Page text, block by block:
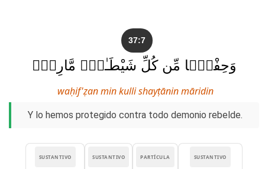
37:7
وَحِفْظًۭا مِّن كُلِّ شَيْطَـٰنٍۢ مَّارِدٍۢ
waḥif'ẓan min kulli shayṭānin māridin
Y lo hemos protegido contra todo demonio rebelde.
SUSTANTIVO
PARTÍCULA
SUSTANTIVO
SUSTANTIVO